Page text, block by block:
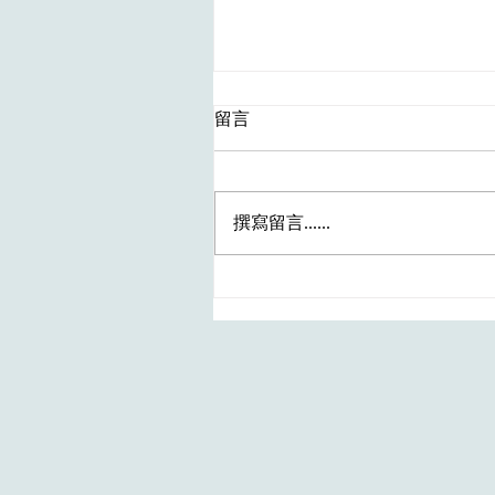
助理 (門診部及日間化療中
留言
撰寫留言......